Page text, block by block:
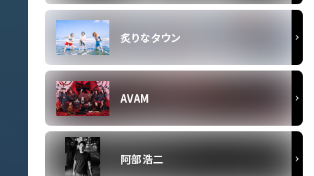
炙りなタウン
AVAM
阿部浩二